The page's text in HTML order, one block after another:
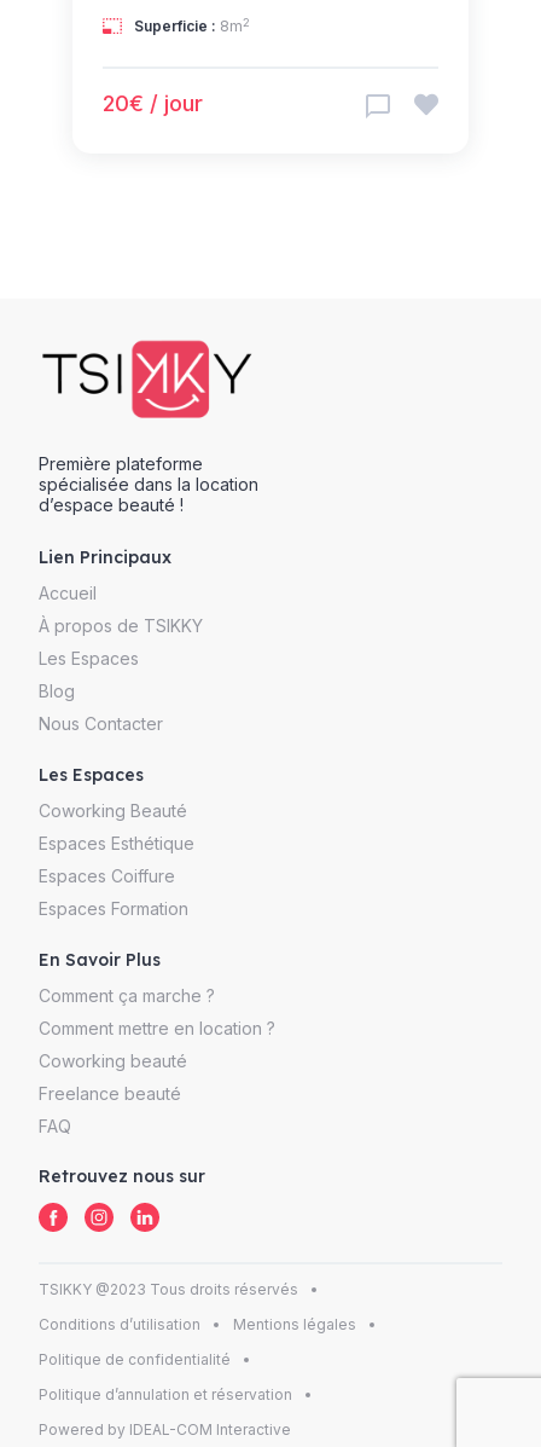
Superficie : 8m2
20€ / jour
Première plateforme
spécialisée dans la location
d’espace beauté !
Lien Principaux
Accueil
À propos de TSIKKY
Les Espaces
Blog
Nous Contacter
Les Espaces
Coworking Beauté
Espaces Esthétique
Espaces Coiffure
Espaces Formation
En Savoir Plus
Comment ça marche ?
Comment mettre en location ?
Coworking beauté
Freelance beauté
FAQ
Retrouvez nous sur
TSIKKY @2023 Tous droits réservés
Conditions d’utilisation
Mentions légales
Politique de confidentialité
Politique d’annulation et réservation
Powered by IDEAL-COM Interactive